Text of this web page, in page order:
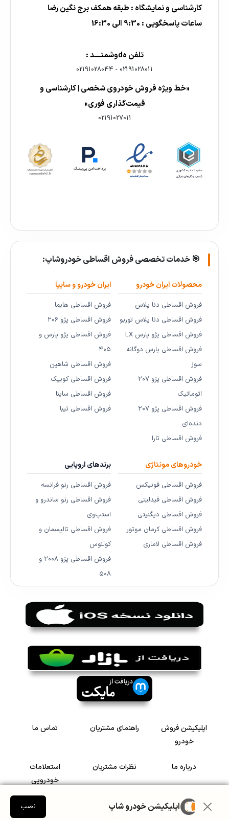
کارشناسی و نمایشگاه : طبقه همکف برج نگین رضا
ساعات پاسخگویی : 9:30 الی 16:30
تلفن هdوشمنــــد :
02191028011
-
02191028044
«خط ویژه فروش خودروی شخصی | کارشناسی و
قیمت‌گذاری فوری»
02191027011
🎯 خدمات تخصصی فروش اقساطی خودروشاپ:
محصولات ایران خودرو
فروش اقساطی دنا پلاس
فروش اقساطی دنا پلاس توربو
فروش اقساطی پژو پارس LX
فروش اقساطی پارس دوگانه
سوز
فروش اقساطی پژو ۲۰۷
اتوماتیک
فروش اقساطی پژو ۲۰۷
دنده‌ای
فروش اقساطی تارا
ایران خودرو و سایپا
فروش اقساطی هایما
فروش اقساطی پژو ۲۰۶
فروش اقساطی پژو پارس و
۴۰۵
فروش اقساطی شاهین
فروش اقساطی کوییک
فروش اقساطی ساینا
فروش اقساطی تیبا
خودروهای مونتاژی
فروش اقساطی فونیکس
فروش اقساطی فیدلیتی
فروش اقساطی دیگنیتی
فروش اقساطی کرمان موتور
فروش اقساطی لاماری
برندهای اروپایی
فروش اقساطی رنو فرانسه
فروش اقساطی رنو ساندرو و
استپ‌وی
فروش اقساطی تالیسمان و
کولئوس
فروش اقساطی پژو ۲۰۰۸ و
۵۰۸
اپلیکیشن فروش
خودرو
راهنمای مشتریان تماس ما
درباره ما نظرات مشتریان
استعلامات
خودرویی
سرمایه گذاری در
رضایت مشتریان
اپلیکیشن خودرو شاپ نصب